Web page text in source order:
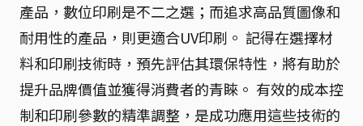
產品，數位印刷是不二之選；而追求高品質圖像和
耐用性的產品，則更適合UV印刷。 記得在選擇材
料和印刷技術時，預先評估其環保特性，將有助於
提升品牌價值並獲得消費者的青睞。 有效的成本控
制和印刷參數的精準調整，是成功應用這些技術的